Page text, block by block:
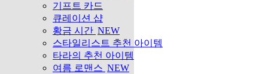
기프트 카드
큐레이션 샵
황금 시간 NEW
스타일리스트 추천 아이템
타라의 추천 아이템
여름 로맨스 NEW